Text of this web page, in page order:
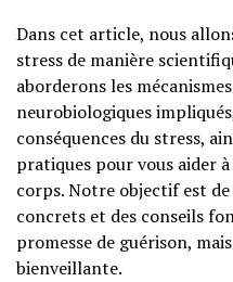
Dans cet article, nous
stress de manière
aborderons les
neurobiologiques
conséquences du stress,
pratiques pour vous aider
corps. Notre objectif est
concrets et des conseils
promesse de guérison,
bienveillante.